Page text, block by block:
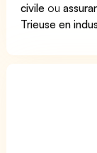
civile ou
Trieuse en